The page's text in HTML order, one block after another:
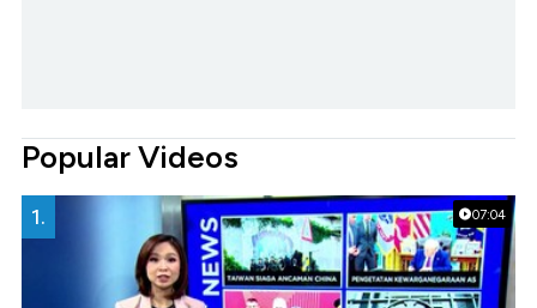
Popular Videos
07:04
1.